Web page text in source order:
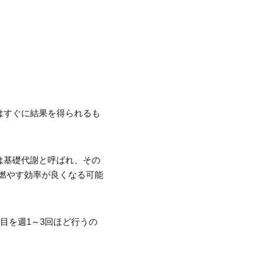
ぐに結果を得られるも
礎代謝と呼ばれ、その
やす効率が良くなる可能
を週1～3回ほど行うの